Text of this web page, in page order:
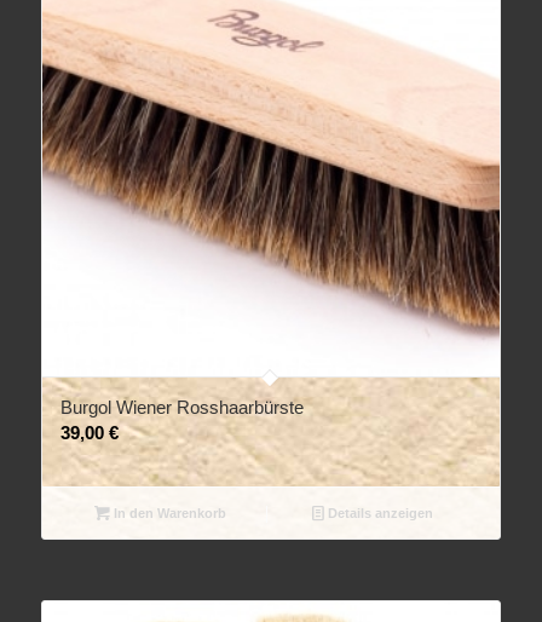
Burgol Wiener Rosshaarbürste
39,00 €
In den Warenkorb Details anzeigen